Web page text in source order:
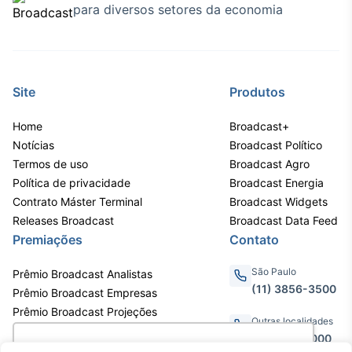
IA
Investimentos
para diversos setores da economia
Site
Home
Notícias
Termos de uso
Política de privacidade
Contrato Máster Terminal
Releases Broadcast
Produtos
Broadcast+
Broadcast Político
Broadcast Agro
Broadcast Energia
Broadcast Widgets
Broadcast Data Feed
Premiações
Prêmio Broadcast Analistas
Prêmio Broadcast Empresas
Prêmio Broadcast Projeções
Contato
São Paulo
(11) 3856-3500
Outras localidades
0800.011.3000